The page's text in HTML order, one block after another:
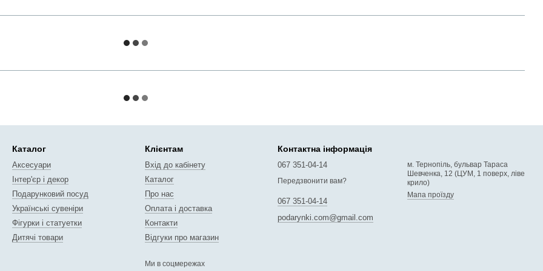
Каталог
Аксесуари
Інтер'єр і декор
Подарунковий посуд
Українські сувеніри
Фігурки і статуетки
Дитячі товари
Клієнтам
Вхід до кабінету
Каталог
Про нас
Оплата і доставка
Контакти
Відгуки про магазин
Ми в соцмережах
Контактна інформація
067 351-04-14
Передзвонити вам?
067 351-04-14
podarynki.com@gmail.com
м. Тернопіль, бульвар Тараса
Шевченка, 12 (ЦУМ, 1 поверх, ліве
крило)
Мапа проїзду